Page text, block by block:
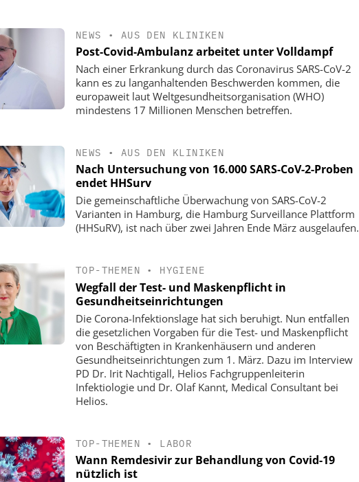
NEWS • AUS DEN KLINIKEN
Post-Covid-Ambulanz arbeitet unter Volldampf
Nach einer Erkrankung durch das Coronavirus SARS-CoV-2
kann es zu langanhaltenden Beschwerden kommen, die
europaweit laut Weltgesundheitsorganisation (WHO)
mindestens 17 Millionen Menschen betreffen.
NEWS • AUS DEN KLINIKEN
Nach Untersuchung von 16.000 SARS-CoV-2-Proben
endet HHSurv
Die gemeinschaftliche Überwachung von SARS-CoV-2
Varianten in Hamburg, die Hamburg Surveillance Plattform
(HHSuRV), ist nach über zwei Jahren Ende März ausgelaufen.
TOP-THEMEN • HYGIENE
Wegfall der Test- und Maskenpflicht in
Gesundheitseinrichtungen
Die Corona-Infektionslage hat sich beruhigt. Nun entfallen
die gesetzlichen Vorgaben für die Test- und Maskenpflicht
von Beschäftigten in Krankenhäusern und anderen
Gesundheitseinrichtungen zum 1. März. Dazu im Interview
PD Dr. Irit Nachtigall, Helios Fachgruppenleiterin
Infektiologie und Dr. Olaf Kannt, Medical Consultant bei
Helios.
TOP-THEMEN • LABOR
Wann Remdesivir zur Behandlung von Covid-19
nützlich ist